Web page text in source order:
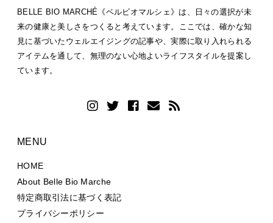
BELLE BIO MARCHÉ《ベルビオマルシェ》は、日々の選択が未
来の健康と美しさをつくると考えています。ここでは、確かな知
見に基づいたウェルエイジングの記事や、実際に取り入れられる
アイテムを通して、無理のない心地よいライフスタイルを提案し
ています。
MENU
HOME
About Belle Bio Marche
特定商取引法に基づく表記
プライバシーポリシー